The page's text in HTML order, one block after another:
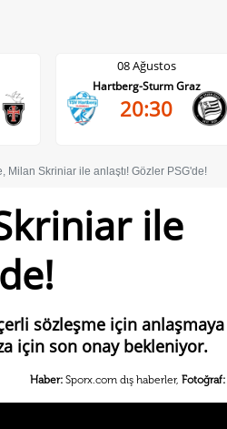
08 Ağustos
Westerlo-Union St.Gilloise
21:45
Milan Skriniar ile anlaştı! Gözler PSG'de!
ile
sözleşme için anlaşmaya
için son onay bekleniyor.
Haber: Sporx.com dış haberler, Fotoğraf: